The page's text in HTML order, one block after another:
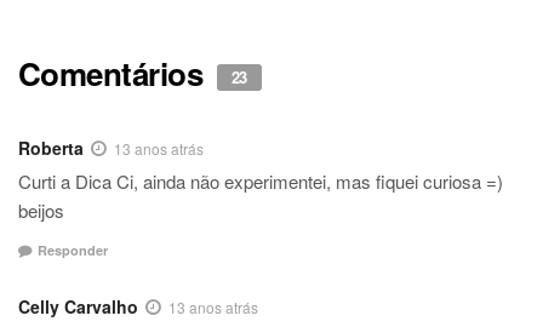
Comentários 23
Roberta 13 anos atrás
Curti a Dica Ci, ainda não experimentei, mas fiquei curiosa =)
beijos
Responder
Celly Carvalho 13 anos atrás